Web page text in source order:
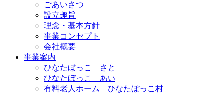
ごあいさつ
設立趣旨
理念・基本方針
事業コンセプト
会社概要
事業案内
ひなたぼっこ さと
ひなたぼっこ あい
有料老人ホーム ひなたぼっこ村